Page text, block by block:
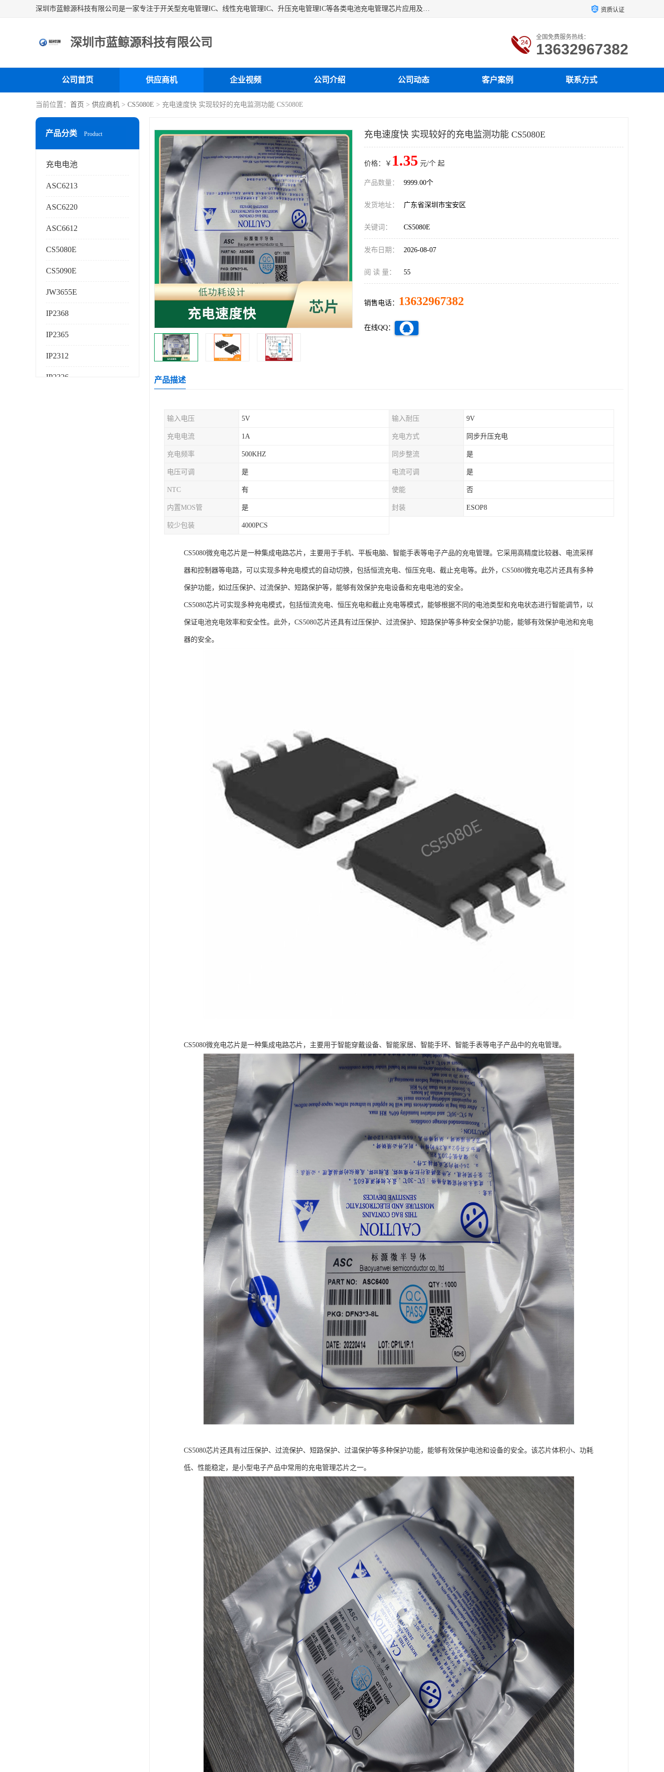
深圳市蓝鲸源科技有限公司是一家专注于开关型充电管理IC、线性充电管理IC、升压充电管理IC等各类电池充电管理芯片应用及芯片销售的企业，多年来公司为众多企业解决充电应用难题，设计缺陷，EMC超量等问题，是一家以充电技术指导为核心的充电芯片销售公司。 资质认证
深圳市蓝鲸源科技有限公司 全国免费服务热线：
13632967382
公司首页 供应商机 企业视频 公司介绍 公司动态 客户案例 联系方式
当前位置： 首页 > 供应商机 > CS5080E > 充电速度快 实现较好的充电监测功能 CS5080E
产品分类 Product
充电电池
ASC6213
ASC6220
ASC6612
CS5080E
CS5090E
JW3655E
IP2368
IP2365
IP2312
IP2326
充电速度快 实现较好的充电监测功能 CS5080E
价格：￥ 1.35 元/个 起
产品数量： 9999.00个
发货地址： 广东省深圳市宝安区
关键词： CS5080E
发布日期： 2026-08-07
阅 读 量： 55
销售电话： 13632967382
在线QQ：
产品描述
输入电压 5V 输入耐压 9V
充电电流 1A 充电方式 同步升压充电
充电频率 500KHZ 同步整流 是
电压可调 是 电流可调 是
NTC 有 使能 否
内置MOS管 是 封装 ESOP8
较少包装 4000PCS
CS5080微充电芯片是一种集成电路芯片，主要用于手机、平板电脑、智能手表等电子产品的充电管理。它采用高精度比较器、电流采样
器和控制器等电路，可以实现多种充电模式的自动切换，包括恒流充电、恒压充电、截止充电等。此外，CS5080微充电芯片还具有多种
保护功能，如过压保护、过流保护、短路保护等，能够有效保护充电设备和充电电池的安全。
CS5080芯片可实现多种充电模式，包括恒流充电、恒压充电和截止充电等模式，能够根据不同的电池类型和充电状态进行智能调节，以
保证电池充电效率和安全性。此外，CS5080芯片还具有过压保护、过流保护、短路保护等多种安全保护功能，能够有效保护电池和充电
器的安全。
CS5080微充电芯片是一种集成电路芯片，主要用于智能穿戴设备、智能家居、智能手环、智能手表等电子产品中的充电管理。
CS5080芯片还具有过压保护、过流保护、短路保护、过温保护等多种保护功能，能够有效保护电池和设备的安全。该芯片体积小、功耗
低、性能稳定，是小型电子产品中常用的充电管理芯片之一。